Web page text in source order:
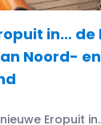
in… de
Noord-